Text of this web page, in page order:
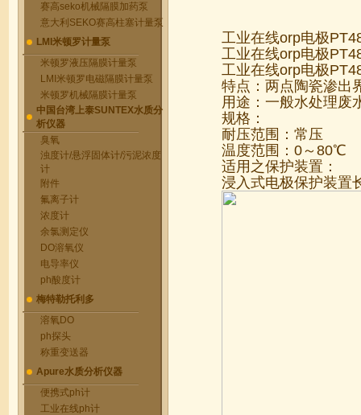
赛高seko机械隔膜加药泵
意大利SEKO赛高柱塞计量泵
LMI米顿罗计量泵
米顿罗液压隔膜计量泵
LMI米顿罗电磁隔膜计量泵
米顿罗机械隔膜计量泵
中国台湾上泰SUNTEX水质分
析仪器
臭氧
浊度计/悬浮固体计/污泥浓度
计
附件
氟离子计
浓度计
余氯测定仪
DO溶氧仪
电导率仪
ph酸度计
梅特勒托利多
溶氧DO
ph探头
称重变送器
Apure水质分析仪器
便携式ph计
工业在线ph计
工业在线orp电极
工业在线orp电极
工业在线orp电极
特点：两点陶瓷渗出
用途：一般水处理废
规格：
耐压范围：常压
温度范围：0～80℃
适用之保护装置：
浸入式电极保护装置